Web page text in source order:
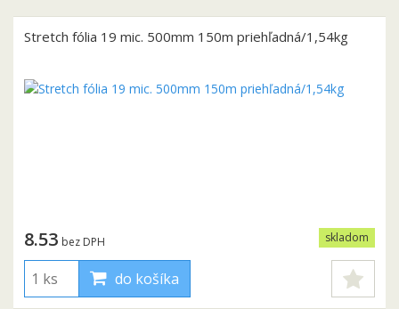
Stretch fólia 19 mic. 500mm 150m priehľadná/1,54kg
skladom
8.53 bez DPH
do košíka